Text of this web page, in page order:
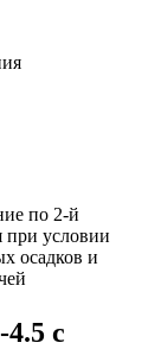
по 2-й
при условии
осадков и
с